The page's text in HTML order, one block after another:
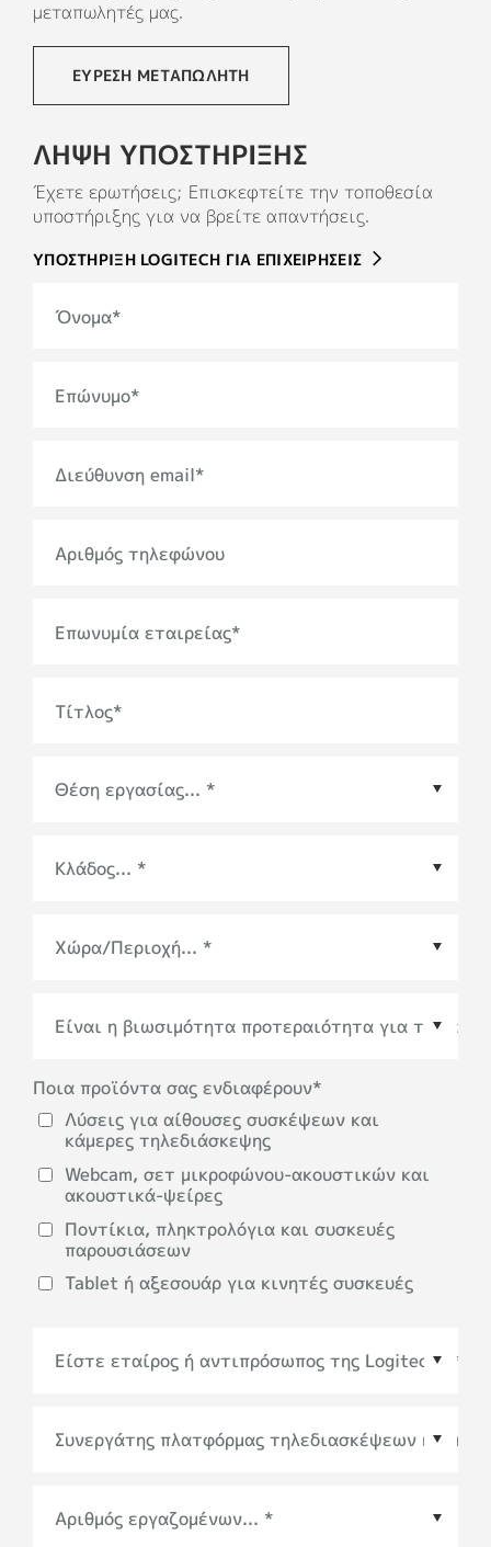
ΣΧΕΤΙΚΑ ΜΕ ΤΟ ΑΝΑΚΥΚΛΩΜΕΝΟ ΠΛΑΣΤΙΚΟ
μεταπωλητές μας.
ΕΎΡΕΣΗ ΜΕΤΑΠΩΛΗΤΉ
ΛΗΨΗ ΥΠΟΣΤΗΡΙΞΗΣ
Έχετε ερωτήσεις; Επισκεφτείτε την τοποθεσία
υποστήριξης για να βρείτε απαντήσεις.
ΥΠΟΣΤΗΡΙΞΗ LOGITECH ΓΙΑ ΕΠΙΧΕΙΡΗΣΕΙΣ
Όνομα*
Επώνυμο*
Διεύθυνση email*
Αριθμός τηλεφώνου
Επωνυμία εταιρείας*
Τίτλος*
Χώρα/Περιοχή *
Ποια προϊόντα σας ενδιαφέρουν*
Λύσεις για αίθουσες συσκέψεων και
κάμερες τηλεδιάσκεψης
Webcam, σετ μικροφώνου-ακουστικών και
ακουστικά-ψείρες
Ποντίκια, πληκτρολόγια και συσκευές
παρουσιάσεων
Tablet ή αξεσουάρ για κινητές συσκευές
Συνεργάτης πλατφόρμας τηλεδιασκέψεων ή
οικοσυστήματος